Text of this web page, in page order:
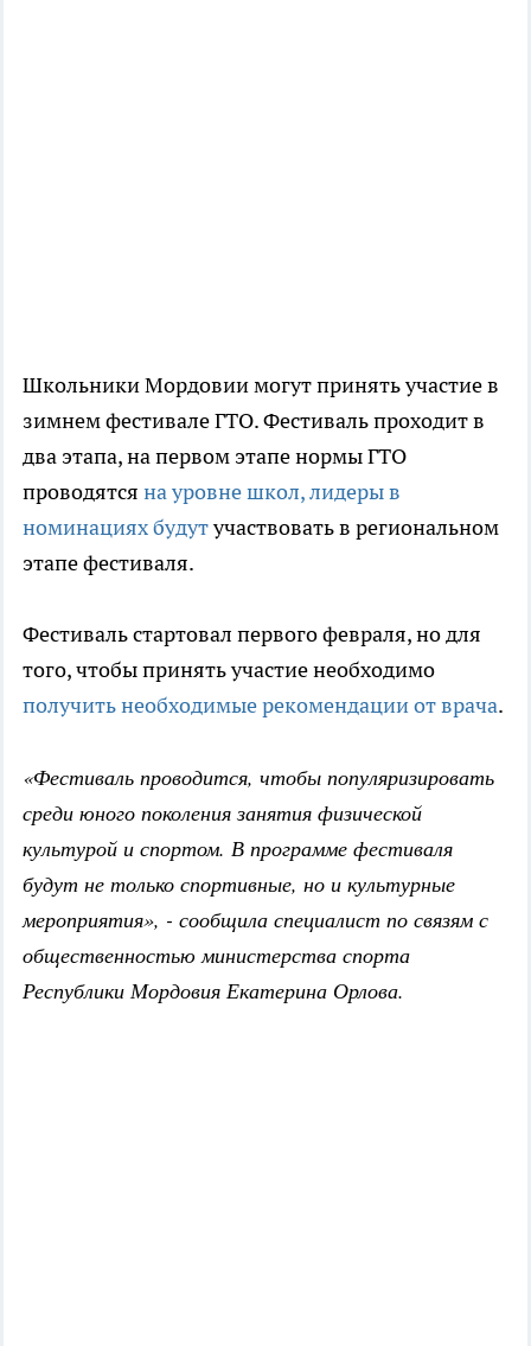
Школьники Мордовии могут принять участие в
зимнем фестивале ГТО. Фестиваль проходит в
два этапа, на первом этапе нормы ГТО
проводятся на уровне школ, лидеры в
номинациях будутучаствовать в региональном
этапе фестиваля.
Фестиваль стартовал первого февраля, но для
того, чтобы принять участие необходимо
получить необходимые рекомендации от врача.
«Фестиваль проводится, чтобы популяризировать
среди юного поколения занятия физической
культурой и спортом. В программе фестиваля
будут не только спортивные, но и культурные
мероприятия», - сообщила специалист по связям с
общественностью министерства спорта
Республики Мордовия Екатерина Орлова.